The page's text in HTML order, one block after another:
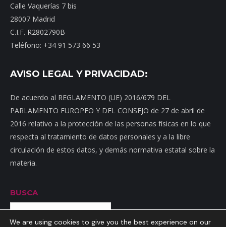
Calle Vaquerías 7 bis
28007 Madrid
C.I.F. R2802790B
Teléfono: +34 91 573 66 53
AVISO LEGAL Y PRIVACIDAD:
De acuerdo al REGLAMENTO (UE) 2016/679 DEL
PARLAMENTO EUROPEO Y DEL CONSEJO de 27 de abril de
2016 relativo a la protección de las personas físicas en lo que
respecta al tratamiento de datos personales y a la libre
circulación de estos datos, y demás normativa estatal sobre la
materia.
BUSCA
Buscar
We are using cookies to give you the best experience on our